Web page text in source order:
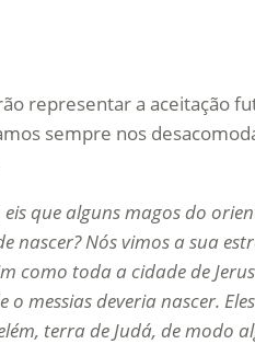
representar a aceitação
sempre nos
que alguns magos do
nascer? Nós vimos a sua
como toda a cidade de
messias deveria nascer. Eles
terra de Judá, de modo